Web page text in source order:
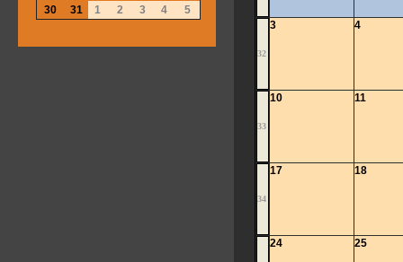
32
3 4
33
10 11
34
17 18
24 25
30
31 1 2 3 4 5